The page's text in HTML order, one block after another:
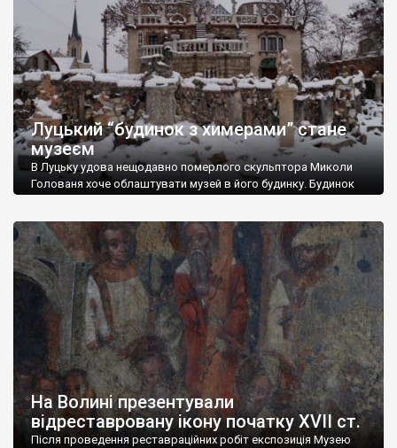
Інституту археології НАН України спільно із Волинським
національним університетом імені Лесі Українки,
Адміністрацією Державного […]
Луцький “будинок з химерами” стане
музеєм
В Луцьку удова нещодавно померлого скульптора Миколи
Голованя хоче облаштувати музей в його будинку. Будинок
тут була музейна кімната, щоб сюди заходили люди, щоб його
світле ім’я лишилося в пам’яті Волині та Луцька», – заявила
[…]
На Волині презентували
відреставровану ікону початку XVII ст.
Після проведення реставраційних робіт експозиція Музею